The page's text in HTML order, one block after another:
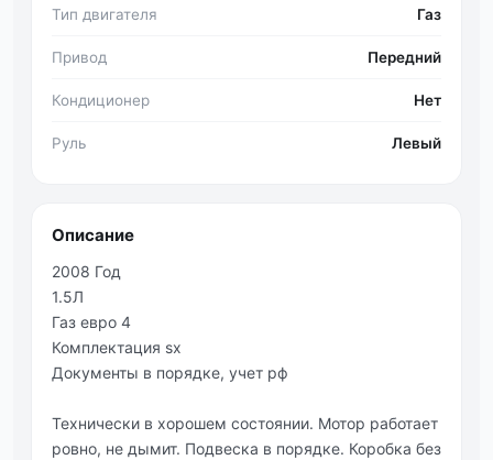
Тип двигателя Газ
Привод Передний
Кондиционер Нет
Руль Левый
Описание
2008 Год
1.5Л
Газ евро 4
Комплектация sx
Документы в порядке, учет рф
Технически в хорошем состоянии. Мотор работает
ровно, не дымит. Подвеска в порядке. Коробка без